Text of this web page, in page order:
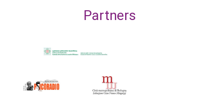
Partners